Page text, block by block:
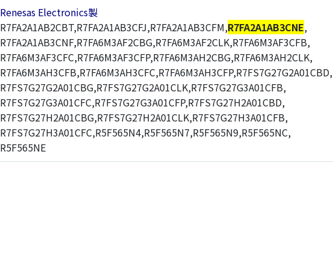
Renesas Electronics製
R7FA2A1AB2CBT,R7FA2A1AB3CFJ,R7FA2A1AB3CFM,R7FA2A1AB3CNE,
R7FA2A1AB3CNF,R7FA6M3AF2CBG,R7FA6M3AF2CLK,R7FA6M3AF3CFB,
R7FA6M3AF3CFC,R7FA6M3AF3CFP,R7FA6M3AH2CBG,R7FA6M3AH2CLK,
R7FA6M3AH3CFB,R7FA6M3AH3CFC,R7FA6M3AH3CFP,R7FS7G27G2A01CBD,
R7FS7G27G2A01CBG,R7FS7G27G2A01CLK,R7FS7G27G3A01CFB,
R7FS7G27G3A01CFC,R7FS7G27G3A01CFP,R7FS7G27H2A01CBD,
R7FS7G27H2A01CBG,R7FS7G27H2A01CLK,R7FS7G27H3A01CFB,
R7FS7G27H3A01CFC,R5F565N4,R5F565N7,R5F565N9,R5F565NC,
R5F565NE